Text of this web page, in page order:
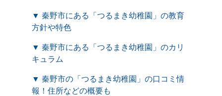
▼ 秦野市にある「つるまき幼稚園」の教育
方針や特色
▼ 秦野市にある「つるまき幼稚園」のカリ
キュラム
▼ 秦野市の「つるまき幼稚園」の口コミ情
報！住所などの概要も